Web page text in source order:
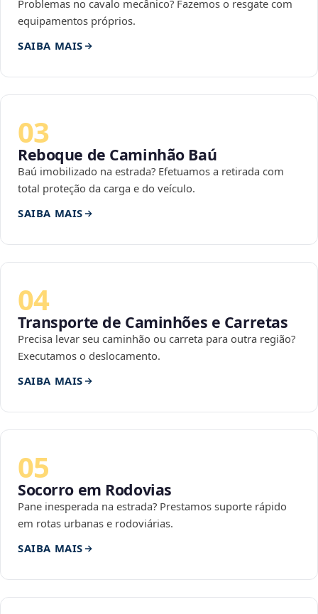
Problemas no cavalo mecânico? Fazemos o resgate com
equipamentos próprios.
SAIBA MAIS
03
Reboque de Caminhão Baú
Baú imobilizado na estrada? Efetuamos a retirada com
total proteção da carga e do veículo.
SAIBA MAIS
04
Transporte de Caminhões e Carretas
Precisa levar seu caminhão ou carreta para outra região?
Executamos o deslocamento.
SAIBA MAIS
05
Socorro em Rodovias
Pane inesperada na estrada? Prestamos suporte rápido
em rotas urbanas e rodoviárias.
SAIBA MAIS